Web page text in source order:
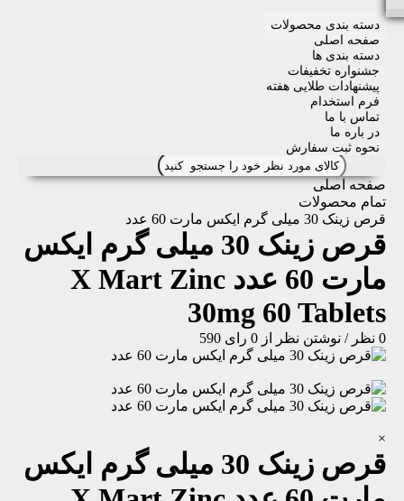
دسته بندی محصولات
صفحه اصلی
دسته بندی ها
جشنواره تخفیفات
پیشنهادات طلایی هفته
فرم استخدام
تماس با ما
در باره ما
نحوه ثبت سفارش
صفحه اصلی
تمام محصولات
قرص زینک 30 میلی گرم ایکس مارت 60 عدد
قرص زینک 30 میلی گرم ایکس
مارت 60 عدد
X Mart Zinc
30mg 60 Tablets
0 نظر / نوشتن نظر از 0 رای 590
×
قرص زینک 30 میلی گرم ایکس